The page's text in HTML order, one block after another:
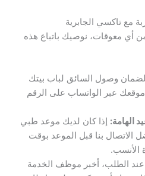
مع تاكسي الجابرية
أي معوقات، نوصيك باتباع هذه
لضمان وصول السائق لباب بيتك
عبر الواتساب على الرقم
الهامة: إذا كان لديك موعد طبي
الاتصال بنا قبل الموعد بوقت
الأنسب.
عند الطلب، أخبر موظف الخدمة